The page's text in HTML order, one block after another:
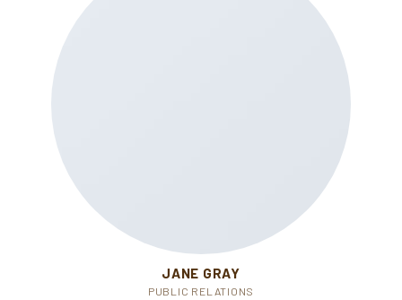
JANE GRAY
PUBLIC RELATIONS